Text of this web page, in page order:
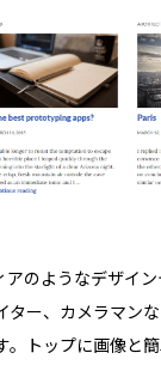
のようなデザイ
ター、カメラマン
。トップに画像と